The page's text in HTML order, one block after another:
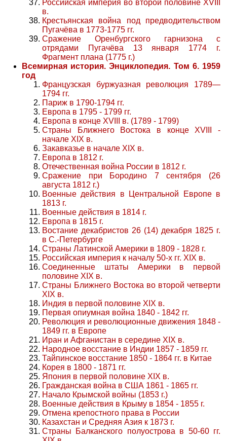
Российская империя во второй половине XVIII
в.
Крестьянская война под предводительством
Пугачёва в 1773-1775 гг.
Сражение Оренбургского гарнизона с
отрядами Пугачёва 13 января 1774 г.
Фрагмент плана (1775 г.)
Всемирная история. Энциклопедия. Том 6. 1959
год
Французская буржуазная революция 1789—
1794 гг.
Париж в 1790-1794 гг.
Европа в 1795 - 1799 гг.
Европа в конце XVIII в. (1789 - 1799)
Страны Ближнего Востока в конце XVIII -
начале XIX в.
Закавказье в начале XIX в.
Европа в 1812 г.
Отечественная война России в 1812 г.
Сражение при Бородино 7 сентября (26
августа 1812 г.)
Военные действия в Центральной Европе в
1813 г.
Военные действия в 1814 г.
Европа в 1815 г.
Востание декабристов 26 (14) декабря 1825 г.
в С.-Петербурге
Страны Латинской Америки в 1809 - 1828 г.
Российская империя к началу 50-х гг. XIX в.
Соединенные штаты Америки в первой
половине XIX в.
Страны Ближнего Востока во второй четверти
XIX в.
Индия в первой половине XIX в.
Первая опиумная война 1840 - 1842 гг.
Революция и революционные движения 1848 -
1849 гг. в Европе
Иран и Афганистан в середине XIX в.
Народное восстание в Индии 1857 - 1859 гг.
Тайпинское восстание 1850 - 1864 гг. в Китае
Корея в 1800 - 1871 гг.
Япония в первой половине XIX в.
Гражданская война в США 1861 - 1865 гг.
Начало Крымской войны (1853 г.)
Военные действия в Крыму в 1854 - 1855 г.
Отмена крепостного права в России
Казахстан и Средняя Азия к 1873 г.
Страны Балканского полуострова в 50-60 гг.